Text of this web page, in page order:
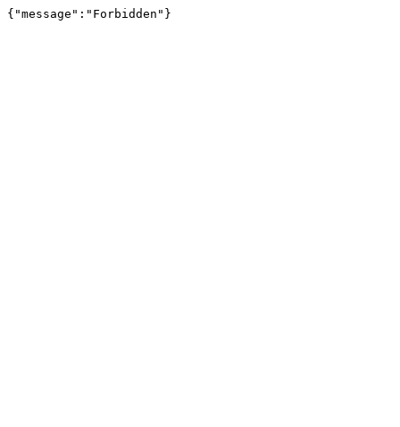
{"message":"Forbidden"}